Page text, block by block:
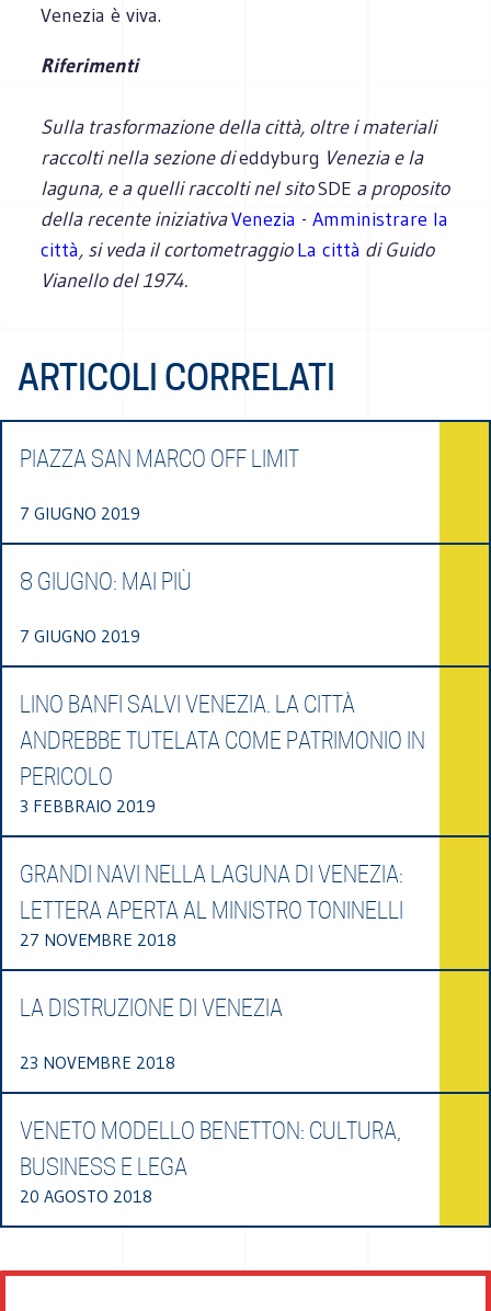
Venezia è viva.
Riferimenti
Sulla trasformazione della città, oltre i materiali
raccolti nella sezione dieddyburg Venezia e la
laguna, e a quelli raccolti nel sitoSDE a proposito
della recente iniziativaVenezia - Amministrare la
città, si veda il cortometraggioLa città di Guido
Vianello del 1974.
ARTICOLI CORRELATI
PIAZZA SAN MARCO OFF LIMIT
7 GIUGNO 2019
8 GIUGNO: MAI PIÙ
7 GIUGNO 2019
LINO BANFI SALVI VENEZIA. LA CITTÀ
ANDREBBE TUTELATA COME PATRIMONIO IN
PERICOLO
3 FEBBRAIO 2019
GRANDI NAVI NELLA LAGUNA DI VENEZIA:
LETTERA APERTA AL MINISTRO TONINELLI
27 NOVEMBRE 2018
LA DISTRUZIONE DI VENEZIA
23 NOVEMBRE 2018
VENETO MODELLO BENETTON: CULTURA,
BUSINESS E LEGA
20 AGOSTO 2018